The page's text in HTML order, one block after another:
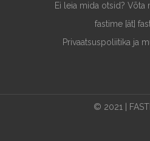
Ei leia mida otsid? Võta
fastime [ät]
Privaatsuspoliitika ja
© 2021 |